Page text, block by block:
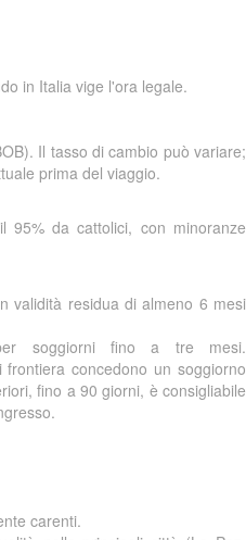
in Italia vige l'ora legale.
Il tasso di cambio può variare;
prima del viaggio.
95% da cattolici, con minoranze
validità residua di almeno 6 mesi
soggiorni fino a tre mesi.
concedono un soggiorno
fino a 90 giorni, è consigliabile
carenti.